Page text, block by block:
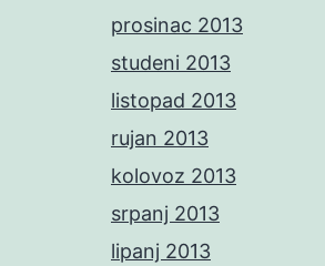
prosinac 2013
studeni 2013
listopad 2013
rujan 2013
kolovoz 2013
srpanj 2013
lipanj 2013